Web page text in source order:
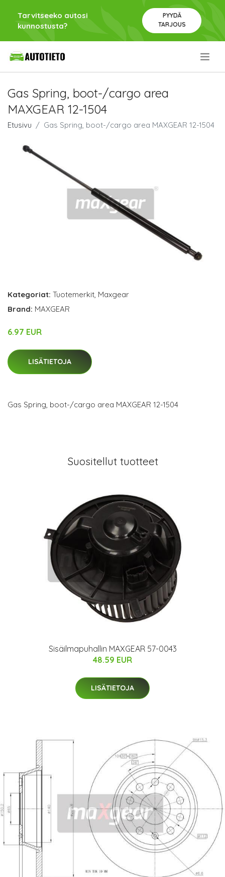
Tarvitseeko autosi
kunnostusta?
PYYDÄ
TARJOUS
Gas Spring, boot-/cargo area
MAXGEAR 12-1504
Etusivu Gas Spring, boot-/cargo area MAXGEAR 12-1504
Kategoriat: Tuotemerkit, Maxgear
Brand: MAXGEAR
6.97 EUR
LISÄTIETOJA
Gas Spring, boot-/cargo area MAXGEAR 12-1504
Suositellut tuotteet
Sisäilmapuhallin MAXGEAR 57-0043
48.59 EUR
LISÄTIETOJA